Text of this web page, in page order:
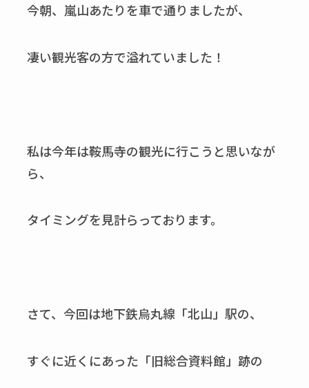
今朝、嵐山あたりを車で通りましたが、
凄い観光客の方で溢れていました！
私は今年は鞍馬寺の観光に行こうと思いなが
ら、
タイミングを見計らっております。
さて、今回は地下鉄烏丸線「北山」駅の、
すぐに近くにあった「旧総合資料館」跡の